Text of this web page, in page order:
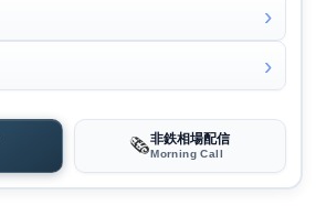
🗞️非鉄相場配信
Morning Call